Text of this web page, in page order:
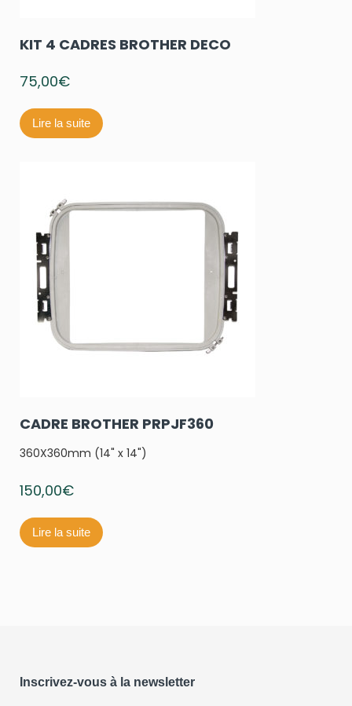
KIT 4 CADRES BROTHER DECO
75,00€
Lire la suite
CADRE BROTHER PRPJF360
360X360mm (14" x 14")
150,00€
Lire la suite
Inscrivez-vous à la newsletter